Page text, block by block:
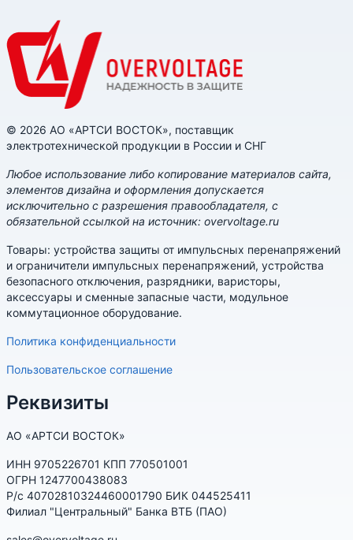
© 2026 АО «АРТСИ ВОСТОК», поставщик
электротехнической продукции в России и СНГ
Любое использование либо копирование материалов сайта,
элементов дизайна и оформления допускается
исключительно с разрешения правообладателя, с
обязательной ссылкой на источник: overvoltage.ru
Товары: устройства защиты от импульсных перенапряжений
и ограничители импульсных перенапряжений, устройства
безопасного отключения, разрядники, варисторы,
аксессуары и сменные запасные части, модульное
коммутационное оборудование.
Политика конфиденциальности
Пользовательское соглашение
Реквизиты
АО «АРТСИ ВОСТОК»
ИНН 9705226701 КПП 770501001
ОГРН 1247700438083
Р/с 40702810324460001790 БИК 044525411
Филиал "Центральный" Банка ВТБ (ПАО)